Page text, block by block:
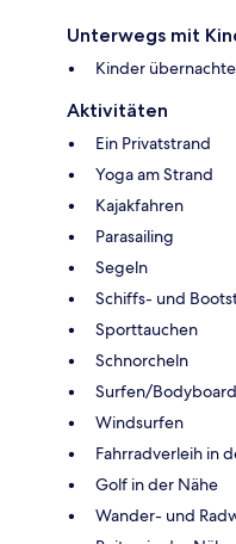
Unterwegs mit
Kinder
Aktivitäten
Ein Privatstrand
Yoga am Strand
Kajakfahren
Parasailing
Segeln
Schiffs- und
Sporttauchen
Schnorcheln
Surfen/
Windsurfen
Fahrradverleih in
Golf in der Nähe
Wander- und